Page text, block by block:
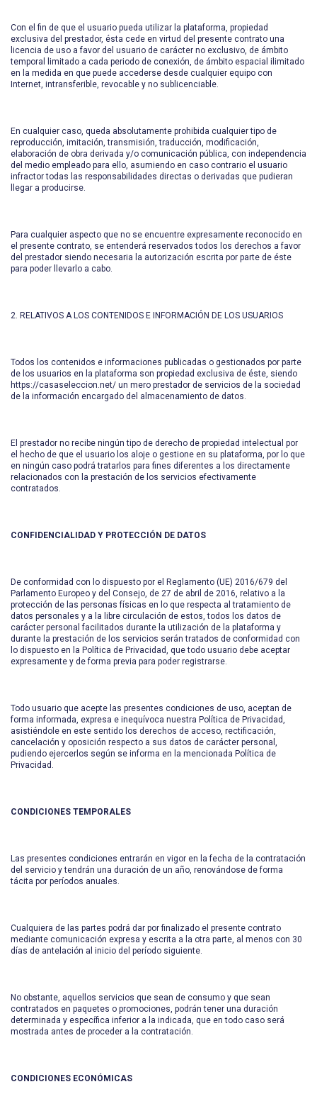
Con el fin de que el usuario pueda utilizar la plataforma, propiedad
exclusiva del prestador, ésta cede en virtud del presente contrato una
licencia de uso a favor del usuario de carácter no exclusivo, de ámbito
temporal limitado a cada periodo de conexión, de ámbito espacial ilimitado
en la medida en que puede accederse desde cualquier equipo con
Internet, intransferible, revocable y no sublicenciable.
En cualquier caso, queda absolutamente prohibida cualquier tipo de
reproducción, imitación, transmisión, traducción, modificación,
elaboración de obra derivada y/o comunicación pública, con independencia
del medio empleado para ello, asumiendo en caso contrario el usuario
infractor todas las responsabilidades directas o derivadas que pudieran
llegar a producirse.
Para cualquier aspecto que no se encuentre expresamente reconocido en
el presente contrato, se entenderá reservados todos los derechos a favor
del prestador siendo necesaria la autorización escrita por parte de éste
para poder llevarlo a cabo.
2. RELATIVOS A LOS CONTENIDOS E INFORMACIÓN DE LOS USUARIOS
Todos los contenidos e informaciones publicadas o gestionados por parte
de los usuarios en la plataforma son propiedad exclusiva de éste, siendo
https://casaseleccion.net/ un mero prestador de servicios de la sociedad
de la información encargado del almacenamiento de datos.
El prestador no recibe ningún tipo de derecho de propiedad intelectual por
el hecho de que el usuario los aloje o gestione en su plataforma, por lo que
en ningún caso podrá tratarlos para fines diferentes a los directamente
relacionados con la prestación de los servicios efectivamente
contratados.
CONFIDENCIALIDAD Y PROTECCIÓN DE DATOS
De conformidad con lo dispuesto por el Reglamento (UE) 2016/679 del
Parlamento Europeo y del Consejo, de 27 de abril de 2016, relativo a la
protección de las personas físicas en lo que respecta al tratamiento de
datos personales y a la libre circulación de estos, todos los datos de
carácter personal facilitados durante la utilización de la plataforma y
durante la prestación de los servicios serán tratados de conformidad con
lo dispuesto en la Política de Privacidad, que todo usuario debe aceptar
expresamente y de forma previa para poder registrarse.
Todo usuario que acepte las presentes condiciones de uso, aceptan de
forma informada, expresa e inequívoca nuestra Política de Privacidad,
asistiéndole en este sentido los derechos de acceso, rectificación,
cancelación y oposición respecto a sus datos de carácter personal,
pudiendo ejercerlos según se informa en la mencionada Política de
Privacidad.
CONDICIONES TEMPORALES
Las presentes condiciones entrarán en vigor en la fecha de la contratación
del servicio y tendrán una duración de un año, renovándose de forma
tácita por períodos anuales.
Cualquiera de las partes podrá dar por finalizado el presente contrato
mediante comunicación expresa y escrita a la otra parte, al menos con 30
días de antelación al inicio del período siguiente.
No obstante, aquellos servicios que sean de consumo y que sean
contratados en paquetes o promociones, podrán tener una duración
determinada y específica inferior a la indicada, que en todo caso será
mostrada antes de proceder a la contratación.
CONDICIONES ECONÓMICAS